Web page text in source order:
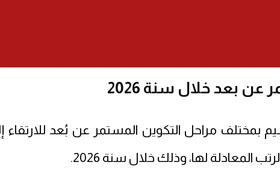
بعد خلال سنة 2026
بمختلف مراحل التكوين المستمر عن بُعد للارتقاء
المعادلة لها، وذلك خلال سنة 2026
.